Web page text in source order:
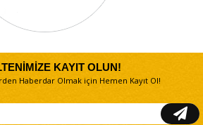
KAYIT OLUN!
Haberdar Olmak için Hemen Kayıt Ol!